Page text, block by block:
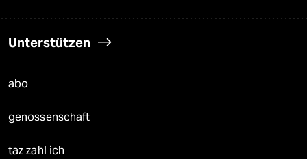
Unterstützen
abo
genossenschaft
taz zahl ich